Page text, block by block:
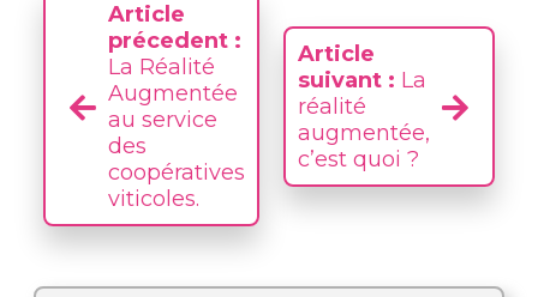
Article
précedent :
La Réalité
Augmentée
au service
des
coopératives
viticoles.
Article
suivant : La
réalité
augmentée,
c’est quoi ?